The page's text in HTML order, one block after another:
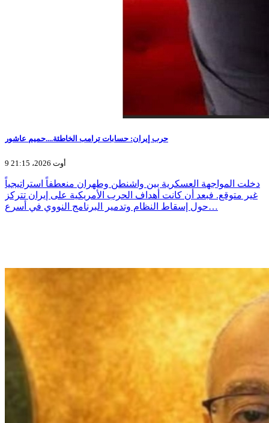
حرب إيران: حسابات ترامب الخاطئة....حميم عاشور
9 أوت 2026، 21:15
دخلت المواجهة العسكرية بين واشنطن وطهران منعطفاً استراتيجياً
غير متوقع. فبعد أن كانت أهداف الحرب الأمريكية على إيران تتركز
حول إسقاط النظام وتدمير البرنامج النووي في أسرع…